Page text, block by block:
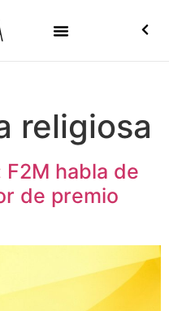
religiosa
habla de
de premio